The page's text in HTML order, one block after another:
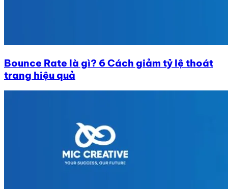
Bounce Rate là gì? 6 Cách giảm tỷ lệ thoát
trang hiệu quả